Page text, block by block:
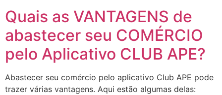
Quais as VANTAGENS de
abastecer seu COMÉRCIO
pelo Aplicativo CLUB APE?
Abastecer seu comércio pelo aplicativo Club APE pode
trazer várias vantagens. Aqui estão algumas delas: